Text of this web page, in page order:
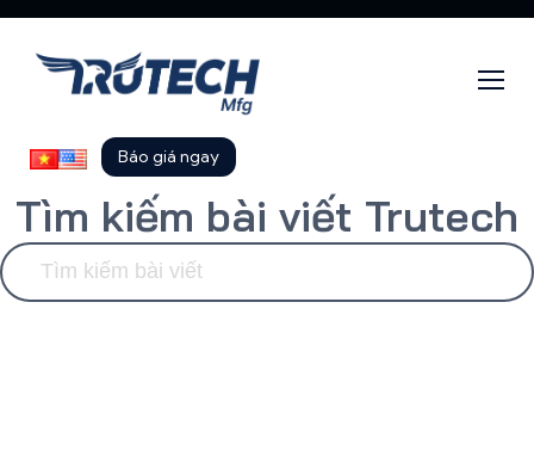
Báo giá ngay
Tìm kiếm bài viết Trutech
SEARCH
FOR: